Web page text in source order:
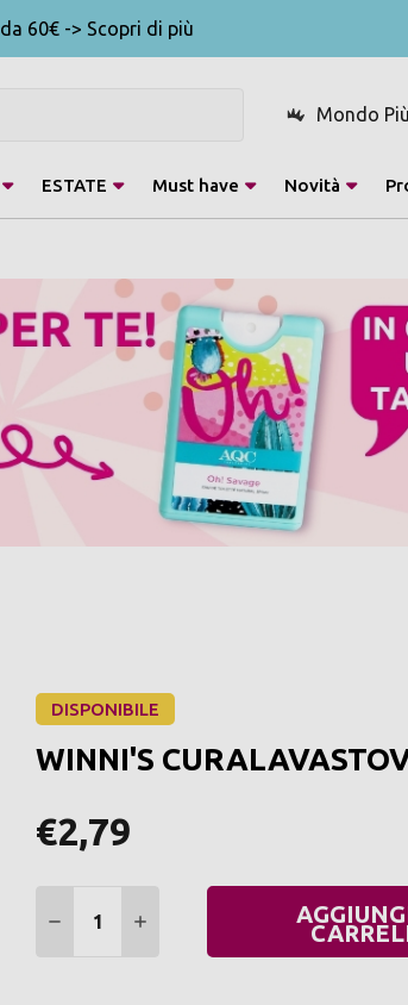
da 60€ -> Scopri di più
Mondo
ESTATE Must have Novità
DISPONIBILE
WINNI'S
€2,79
DIMINUIRE QUANTITÀ:
AUMENTARE QUANTITÀ: